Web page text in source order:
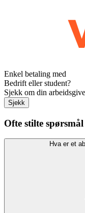
Enkel betaling med
Bedrift eller student?
Sjekk om din
Sjekk
Ofte stilte spørsmål
Hva er et